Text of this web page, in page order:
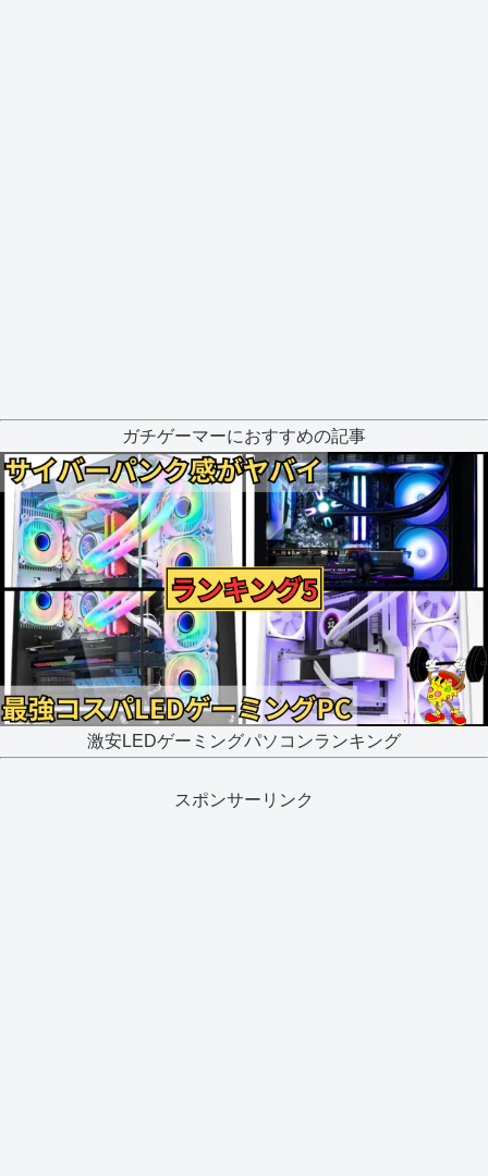
ガチゲーマーにおすすめの記事
激安LEDゲーミングパソコンランキング
スポンサーリンク